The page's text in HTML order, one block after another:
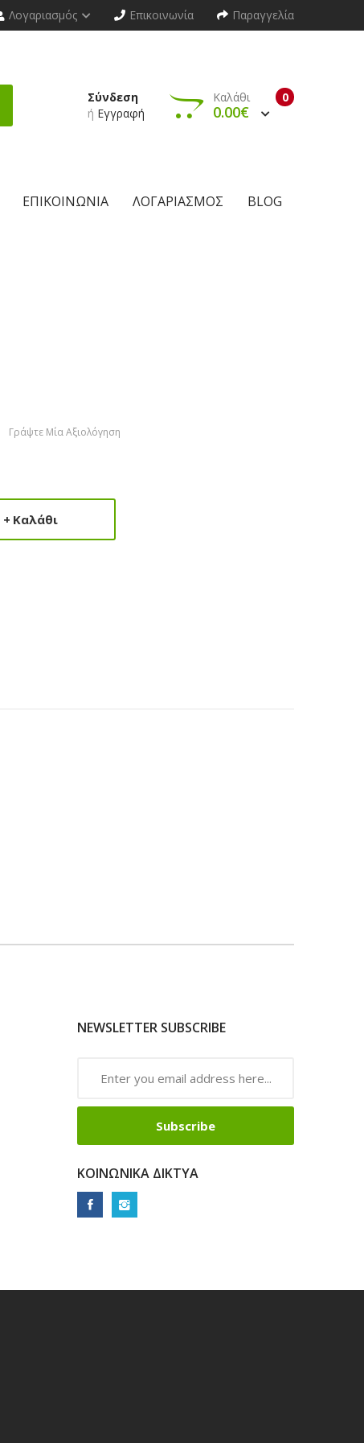
Λογαριασμός Επικοινωνία Παραγγελία
Σύνδεση
ή Εγγραφή
0
Καλάθι
0.00€
ΕΠΙΚΟΙΝΩΝΊΑ ΛΟΓΑΡΙΑΣΜΌΣ BLOG
Γράψτε Μία Αξιολόγηση
Καλάθι
NEWSLETTER SUBSCRIBE
Subscribe
ΚΟΙΝΩΝΙΚΆ ΔΊΚΤΥΑ